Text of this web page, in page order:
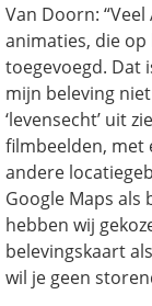
Van Doorn:
animaties, die
toegevoegd. Dat
mijn beleving
‘levensecht’ uit
filmbeelden, met
andere
Google Maps als
hebben wij
belevingskaart
wil je geen